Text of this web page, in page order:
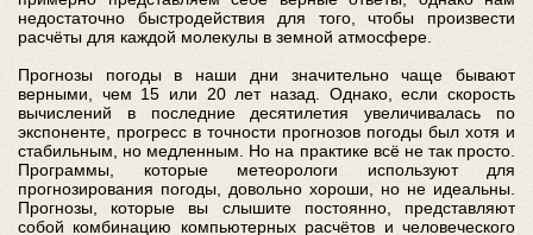
недостаточно быстродействия для того, чтобы произвести
расчёты для каждой молекулы в земной атмосфере.
Прогнозы погоды в наши дни значительно чаще бывают
верными, чем 15 или 20 лет назад. Однако, если скорость
вычислений в последние десятилетия увеличивалась по
экспоненте, прогресс в точности прогнозов погоды был хотя и
стабильным, но медленным. Но на практике всё не так просто.
Программы, которые метеорологи используют для
прогнозирования погоды, довольно хороши, но не идеальны.
Прогнозы, которые вы слышите постоянно, представляют
собой комбинацию компьютерных расчётов и человеческого